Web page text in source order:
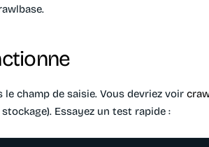
champ de saisie. Vous devriez voir
Essayez un test rapide :